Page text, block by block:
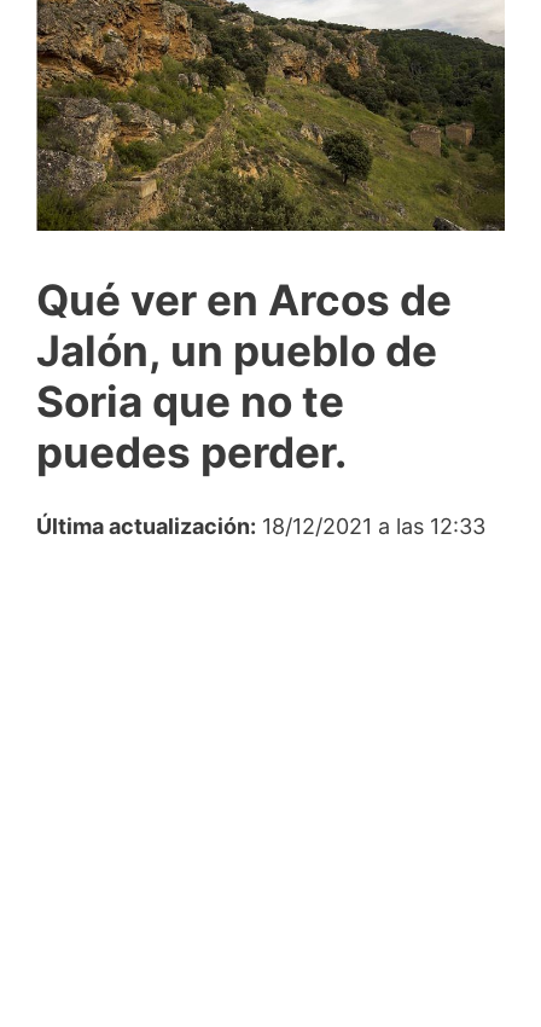
Qué ver en Arcos de
Jalón, un pueblo de
Soria que no te
puedes perder.
Última actualización: 18/12/2021 a las 12:33